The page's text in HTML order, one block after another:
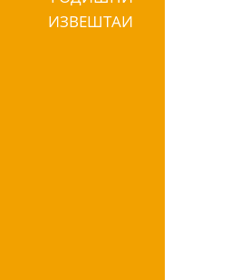
ИЗВЕШТАИ